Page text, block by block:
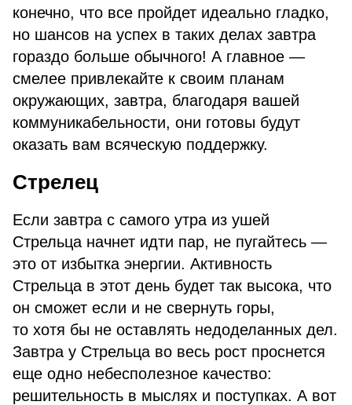
конечно, что все пройдет идеально гладко,
но шансов на успех в таких делах завтра
гораздо больше обычного! А главное —
смелее привлекайте к своим планам
окружающих, завтра, благодаря вашей
коммуникабельности, они готовы будут
оказать вам всяческую поддержку.
Стрелец
Если завтра с самого утра из ушей
Стрельца начнет идти пар, не пугайтесь —
это от избытка энергии. Активность
Стрельца в этот день будет так высока, что
он сможет если и не свернуть горы,
то хотя бы не оставлять недоделанных дел.
Завтра у Стрельца во весь рост проснется
еще одно небесполезное качество:
решительность в мыслях и поступках. А вот